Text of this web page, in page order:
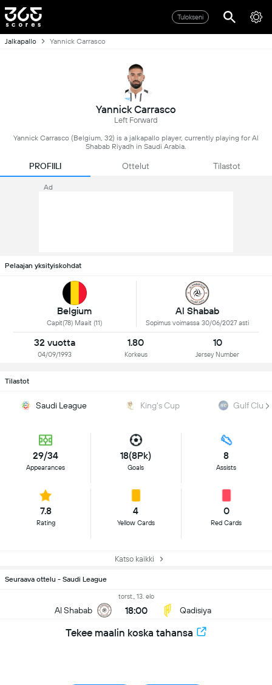
Tulokseni
Jalkapallo Yannick Carrasco
Yannick Carrasco
Left Forward
Yannick Carrasco (Belgium, 32) is a jalkapallo player, currently playing for Al
Shabab Riyadh in Saudi Arabia.
PROFIILI Ottelut Tilastot
Ad
Pelaajan yksityiskohdat
Belgium
Capit(78) Maait (11)
Al Shabab
Sopimus voimassa 30/06/2027 asti
32 vuotta
04/09/1993
1.80
Korkeus
10
Jersey Number
Tilastot
Saudi League King's Cup Gulf Club
29/34
Appearances
18(8Pk)
Goals
8
Assists
7.8
Rating
4
Yellow Cards
0
Red Cards
Katso kaikki
Seuraava ottelu - Saudi League
Al Shabab
torst., 13. elo
18:00 Qadisiya
Tekee maalin koska tahansa